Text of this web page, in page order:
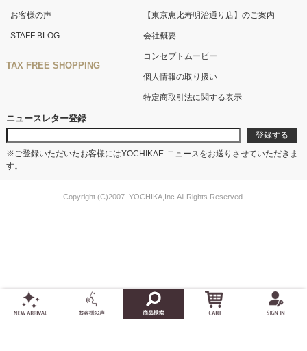
お客様の声
STAFF BLOG
TAX FREE SHOPPING
【東京恵比寿明治通り店】のご案内
会社概要
コンセプトムービー
個人情報の取り扱い
特定商取引法に関する表示
ニュースレター登録
※ご登録いただいたお客様にはYOCHIKAE-ニュースをお送りさせていただきま
す。
Copyright (C)2007. YOCHIKA,Inc.All Rights Reserved.